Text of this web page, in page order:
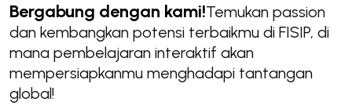
Bergabung dengan kami!Temukan passion
dan kembangkan potensi terbaikmu di FISIP, di
mana pembelajaran interaktif akan
mempersiapkanmu menghadapi tantangan
global!